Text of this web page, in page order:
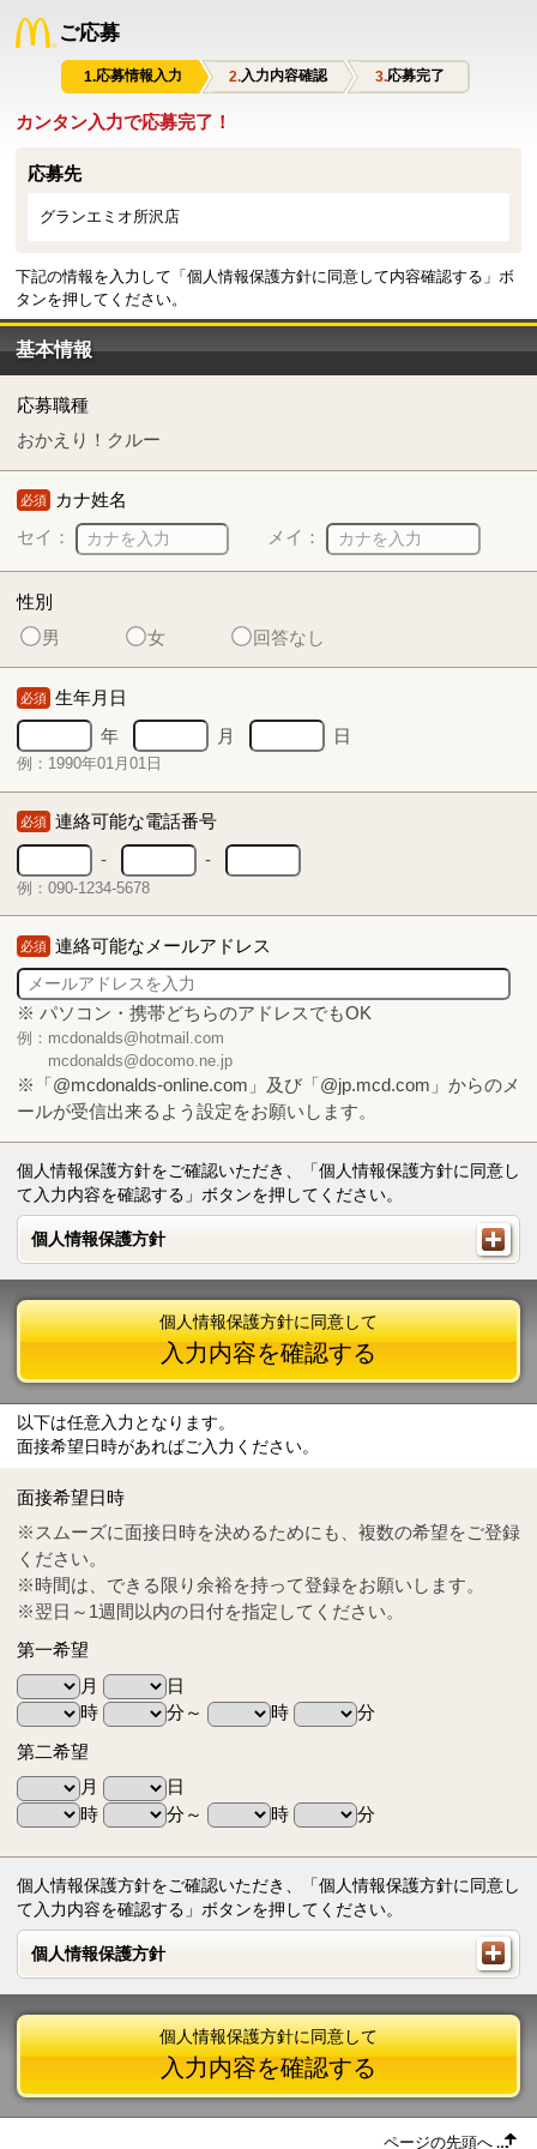
ご応募
応募情報入力 入力内容確認 応募完了
カンタン入力で応募完了！
応募先
グランエミオ所沢店
下記の情報を入力して「個人情報保護方針に同意して内容確認する」ボ
タンを押してください。
基本情報
応募職種
おかえり！クルー
必須 カナ姓名
セイ：
メイ：
性別
男
女 回答なし
必須 生年月日
年
月 日
例：1990年01月01日
必須 連絡可能な電話番号
-
-
例：090-1234-5678
必須 連絡可能なメールアドレス
※ パソコン・携帯どちらのアドレスでもOK
例：mcdonalds@hotmail.com
mcdonalds@docomo.ne.jp
※「@mcdonalds-online.com」及び「@jp.mcd.com」からのメ
ールが受信出来るよう設定をお願いします。
個人情報保護方針をご確認いただき、「個人情報保護方針に同意し
て入力内容を確認する」ボタンを押してください。
個人情報保護方針
個人情報保護方針
Tel
0570-55-0314
個人情報保護方針に同意して
入力内容を確認する
以下は任意入力となります。
面接希望日時があればご入力ください。
面接希望日時
※スムーズに面接日時を決めるためにも、複数の希望をご登録
ください。
※時間は、できる限り余裕を持って登録をお願いします。
※翌日～1週間以内の日付を指定してください。
第一希望
月
日
時
分～ 時
分
第二希望
月
日
時
分～ 時 分
個人情報保護方針をご確認いただき、「個人情報保護方針に同意し
て入力内容を確認する」ボタンを押してください。
個人情報保護方針
個人情報保護方針
個人情報保護方針に同意して
入力内容を確認する
ページの先頭へ